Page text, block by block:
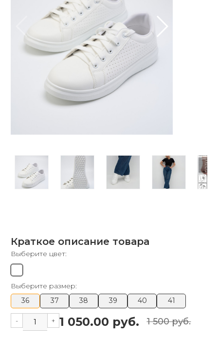
Краткое описание товара
Выберите цвет:
Выберите размер:
36
37 38 39 40 41
- + 1 050.00 руб. 1 500 руб.